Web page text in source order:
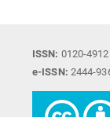
ISSN: 0120-4912
e-ISSN: 2444-